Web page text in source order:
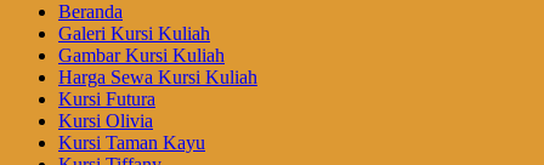
Beranda
Galeri Kursi Kuliah
Gambar Kursi Kuliah
Harga Sewa Kursi Kuliah
Kursi Futura
Kursi Olivia
Kursi Taman Kayu